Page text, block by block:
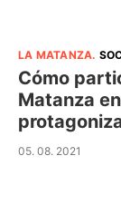
LA MATANZA.
Cómo
Matanza
05. 08. 2021